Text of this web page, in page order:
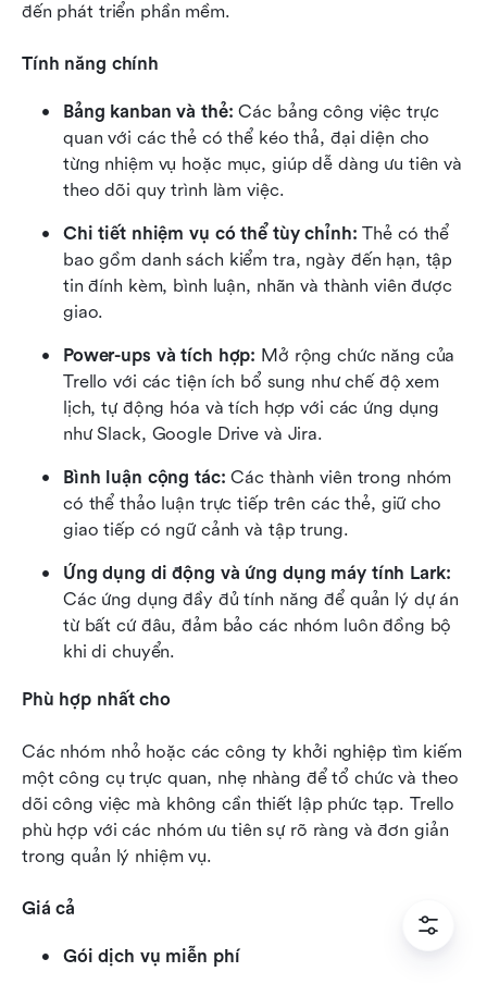
đến phát triển phần mềm.
Tính năng chính
Bảng kanban và thẻ: Các bảng công việc trực
quan với các thẻ có thể kéo thả, đại diện cho
từng nhiệm vụ hoặc mục, giúp dễ dàng ưu tiên và
theo dõi quy trình làm việc.
Chi tiết nhiệm vụ có thể tùy chỉnh: Thẻ có thể
bao gồm danh sách kiểm tra, ngày đến hạn, tập
tin đính kèm, bình luận, nhãn và thành viên được
giao.
Power-ups và tích hợp: Mở rộng chức năng của
Trello với các tiện ích bổ sung như chế độ xem
lịch, tự động hóa và tích hợp với các ứng dụng
như Slack, Google Drive và Jira.
Bình luận cộng tác: Các thành viên trong nhóm
có thể thảo luận trực tiếp trên các thẻ, giữ cho
giao tiếp có ngữ cảnh và tập trung.
Ứng dụng di động và ứng dụng máy tính Lark:
Các ứng dụng đầy đủ tính năng để quản lý dự án
từ bất cứ đâu, đảm bảo các nhóm luôn đồng bộ
khi di chuyển.
Phù hợp nhất cho
Các nhóm nhỏ hoặc các công ty khởi nghiệp tìm kiếm
một công cụ trực quan, nhẹ nhàng để tổ chức và theo
dõi công việc mà không cần thiết lập phức tạp. Trello
phù hợp với các nhóm ưu tiên sự rõ ràng và đơn giản
trong quản lý nhiệm vụ.
Giá cả
Gói dịch vụ miễn phí